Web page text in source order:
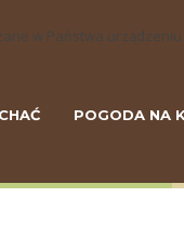
w Państwa
POGODA NA